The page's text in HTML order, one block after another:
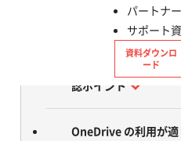
パートナ
サポート
資料ダウンロ
ード
OneDrive の利用の
OneDrive でファイ
認ポイント
OneDrive の利用が